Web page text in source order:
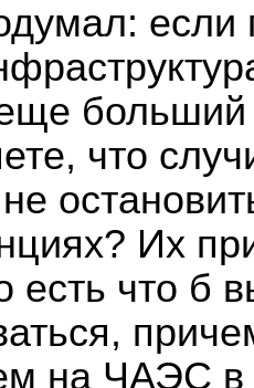
если
что
Их
есть что б
на ЧАЭС в